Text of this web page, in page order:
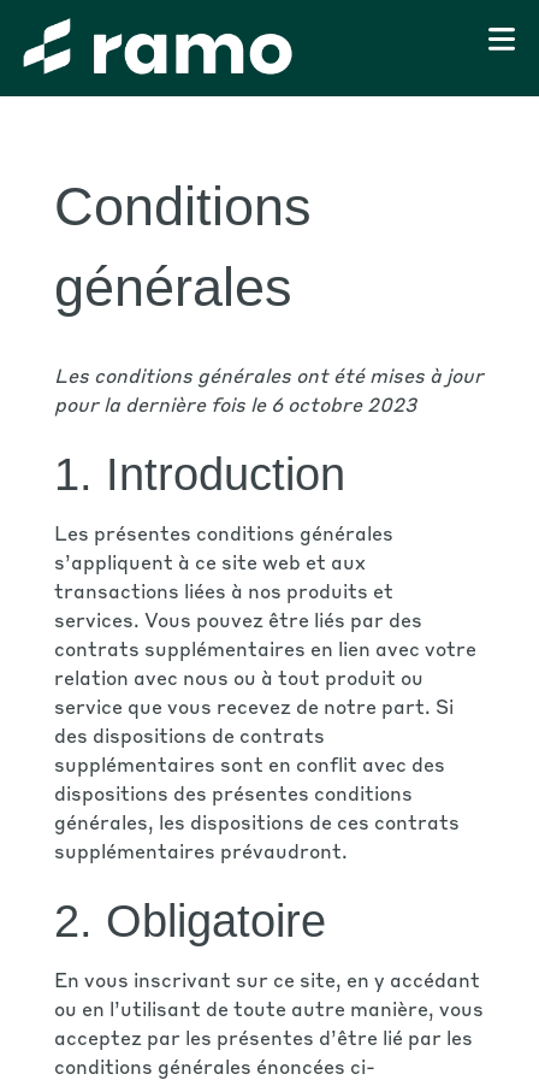
Conditions
générales
Les conditions générales ont été mises à jour
pour la dernière fois le 6 octobre 2023
1. Introduction
Les présentes conditions générales
s’appliquent à ce site web et aux
transactions liées à nos produits et
services. Vous pouvez être liés par des
contrats supplémentaires en lien avec votre
relation avec nous ou à tout produit ou
service que vous recevez de notre part. Si
des dispositions de contrats
supplémentaires sont en conflit avec des
dispositions des présentes conditions
générales, les dispositions de ces contrats
supplémentaires prévaudront.
2. Obligatoire
En vous inscrivant sur ce site, en y accédant
ou en l’utilisant de toute autre manière, vous
acceptez par les présentes d’être lié par les
conditions générales énoncées ci-